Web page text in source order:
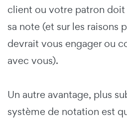
client ou votre patron
sa note (et sur les raisons
devrait vous engager ou
avec vous).
Un autre avantage, plus
système de notation est